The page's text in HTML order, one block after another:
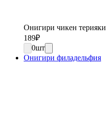
Онигири чикен терияки
189₽
0шт
Онигири филадельфия